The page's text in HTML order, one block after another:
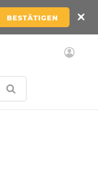
BESTÄTIGEN